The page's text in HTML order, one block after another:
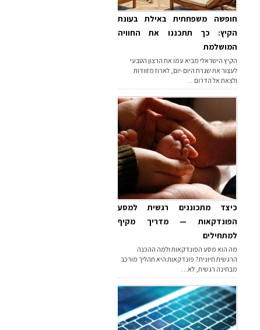
חופשה משפחתית באילת בעונת
הקיץ: כך תתכננו את החוויה
המושלמת
הקיץ הישראלי מביא עמו את הרצון הטבעי
לעצור את שגרת היום-יום, לארוז מזוודות
ולצאת אל הדרום…
כיצד מתכוננים רגשית למסע
הפונדקאות — מדריך מקיף
למתחילים
מה הוא מסע הפונדקאות ולמה ההכנה
הרגשית חיונית? פונדקאות היא תהליך מורכב
מבחינה רגשית, לא…